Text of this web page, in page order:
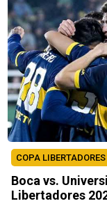
COPA
Boca vs.
Libertadores